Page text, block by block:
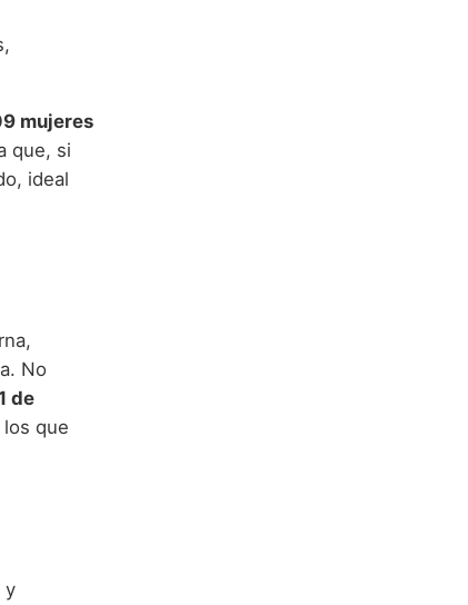
mujeres
que, si
ideal
No
de
que
y